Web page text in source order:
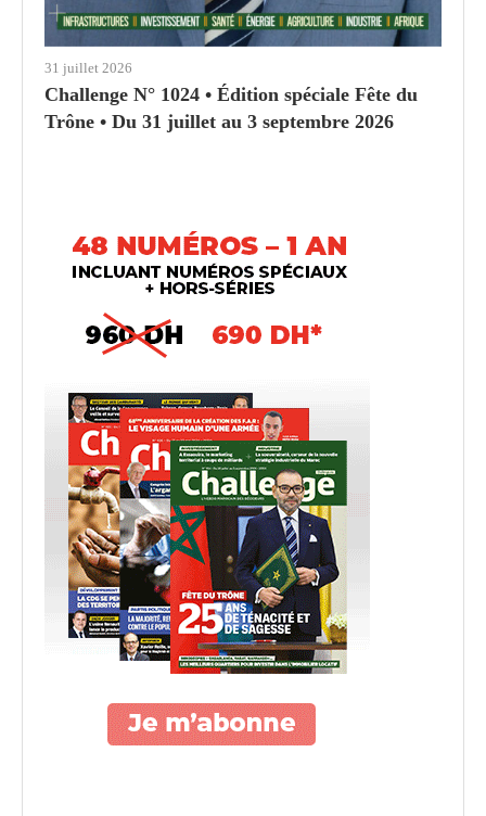
31 juillet 2026
Challenge N° 1024 • Édition spéciale Fête du
Trône • Du 31 juillet au 3 septembre 2026